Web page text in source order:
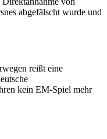
abgefälscht wurde und
reißt eine
kein EM-Spiel mehr